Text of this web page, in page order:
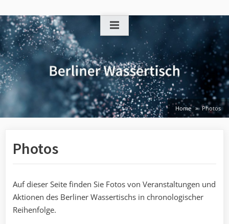
to
content
Home Photos
Photos
Auf dieser Seite finden Sie Fotos von Veranstaltungen und
Aktionen des Berliner Wassertischs in chronologischer
Reihenfolge.